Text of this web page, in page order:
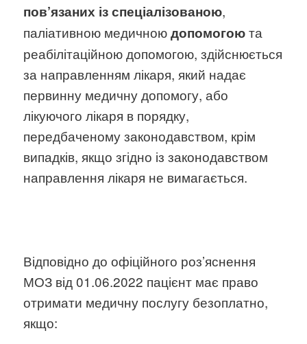
пов’язаних із спеціалізованою,
паліативною медичноюдопомогоюта
реабілітаційною допомогою, здійснюється
за направленням лікаря, який надає
первинну медичну допомогу, або
лікуючого лікаря в порядку,
передбаченому законодавством, крім
випадків, якщо згідно із законодавством
направлення лікаря не вимагається.
Відповідно до офіційного роз’яснення
МОЗ від 01.06.2022 пацієнт має право
отримати медичну послугу безоплатно,
якщо: